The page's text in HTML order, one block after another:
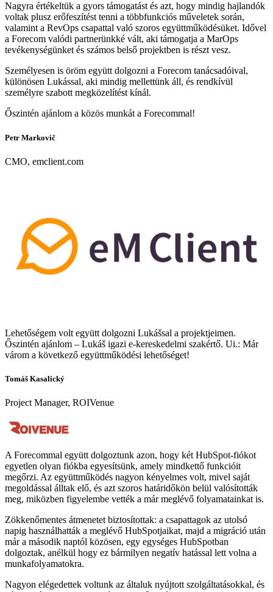
Nagyra értékeltük a gyors támogatást és azt, hogy mindig hajlandók
voltak plusz erőfeszítést tenni a többfunkciós műveletek során,
valamint a RevOps csapattal való szoros együttműködésüket. Idővel
a Forecom valódi partnerünkké vált, aki támogatja a MarOps
tevékenységünket és számos belső projektben is részt vesz.
Személyesen is öröm együtt dolgozni a Forecom tanácsadóival,
különösen Lukással, aki mindig mellettünk áll, és rendkívül
személyre szabott megközelítést kínál.
Őszintén ajánlom a közös munkát a Forecommal!
Petr Markovič
CMO, emclient.com
Lehetőségem volt együtt dolgozni Lukášsal a projektjeimen.
Őszintén ajánlom – Lukáš igazi e-kereskedelmi szakértő. Ui.: Már
várom a következő együttműködési lehetőséget!
Tomáš Kasalický
Project Manager, ROIVenue
A Forecommal együtt dolgoztunk azon, hogy két HubSpot-fiókot
egyetlen olyan fiókba egyesítsünk, amely mindkettő funkcióit
megőrzi. Az együttműködés nagyon kényelmes volt, mivel saját
megoldással álltak elő, és azt szoros határidőkön belül valósították
meg, miközben figyelembe vették a már meglévő folyamatainkat is.
Zökkenőmentes átmenetet biztosítottak: a csapattagok az utolsó
napig használhatták a meglévő HubSpotjaikat, majd a migráció után
már a második naptól közösen, egy egységes HubSpotban
dolgoztak, anélkül hogy ez bármilyen negatív hatással lett volna a
munkafolyamatokra.
Nagyon elégedettek voltunk az általuk nyújtott szolgáltatásokkal, és